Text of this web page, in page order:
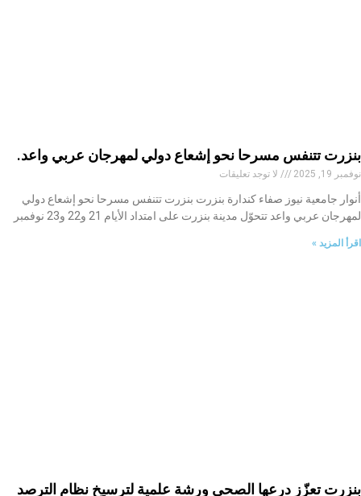
بنزرت تتنفس مسرحا نحو إشعاع دولي لمهرجان عربي واعد.
نوفمبر 19, 2025 لا توجد تعليقات
أنوار جامعية نيوز صفاء كندارة بنزرت بنزرت تتنفس مسرحا نحو إشعاع دولي
لمهرجان عربي واعد تتحوّل مدينة بنزرت على امتداد الأيام 21 و22 و23 نوفمبر
اقرأ المزيد »
بنزرت تعزّز درعها الصحي ورشة علمية لترسيخ نظام الترصد